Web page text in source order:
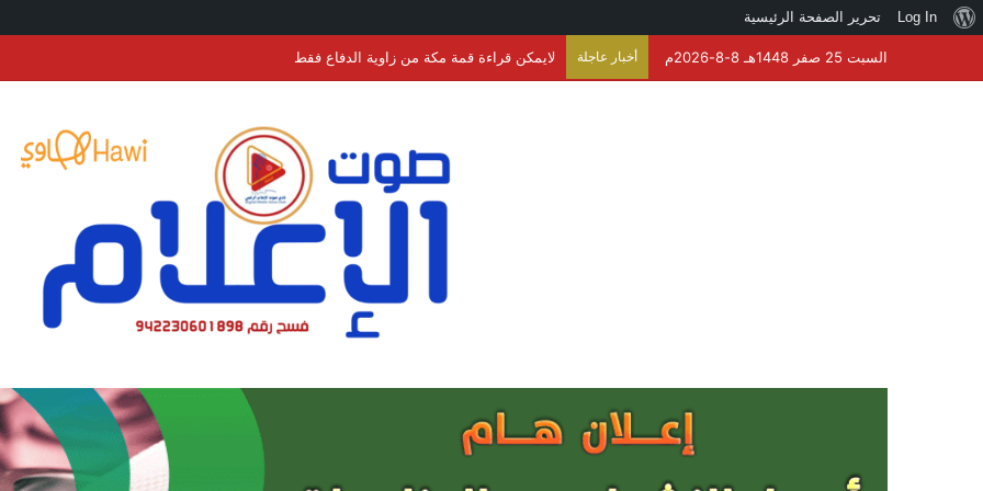
نبذة
ووردبريس
Log In تحرير الصفحة الرئيسية
السبت 25 صفر 1448هـ 8-8-2026م أخبار عاجلة لايمكن قراءة قمة مكة من زاوية الدفاع فقط